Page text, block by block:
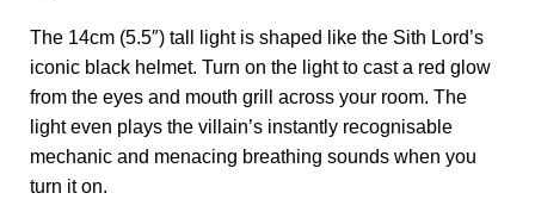
The 14cm (5.5″) tall light is shaped like the Sith Lord’s
iconic black helmet. Turn on the light to cast a red glow
from the eyes and mouth grill across your room. The
light even plays the villain’s instantly recognisable
mechanic and menacing breathing sounds when you
turn it on.